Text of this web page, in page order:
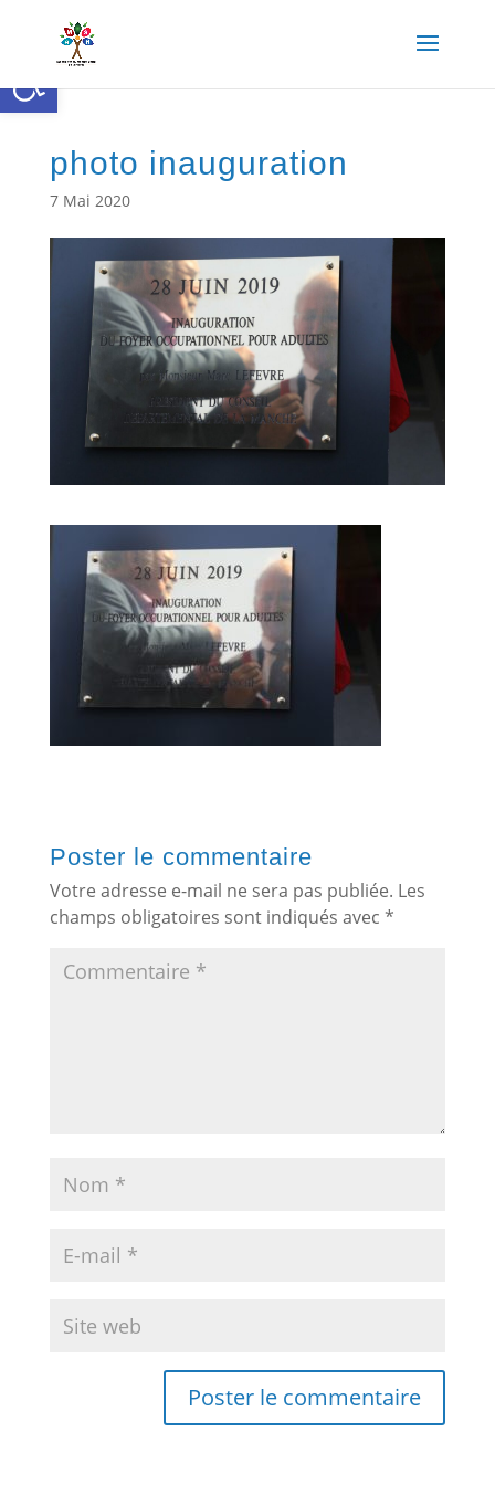
Ouvrir la barre d’outils
photo inauguration
7 Mai 2020
Poster le commentaire
Votre adresse e-mail ne sera pas publiée. Les
champs obligatoires sont indiqués avec *